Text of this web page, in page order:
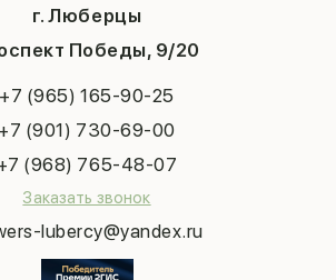
г. Люберцы
Победы, 9/20
+7 (965) 165-90-25
+7 (901) 730-69-00
(968) 765-48-07
Заказать звонок
lubercy@yandex.ru